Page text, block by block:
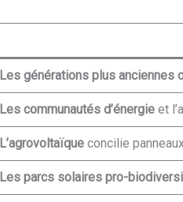
Les générations plus anciennes
Les communautés d’énergie et
L’agrovoltaïque concilie
Les parcs solaires pro-